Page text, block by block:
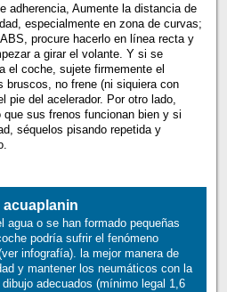
adherencia, Aumente la distancia de
especialmente en zona de curvas;
procure hacerlo en línea recta y
a girar el volante. Y si se
el coche, sujete firmemente el
bruscos, no frene (ni siquiera con
pie del acelerador. Por otro lado,
sus frenos funcionan bien y si
séquelos pisando repetida y
acuaplanin
agua o se han formado pequeñas
podría sufrir el fenómeno
infografía). la mejor manera de
y mantener los neumáticos con la
adecuados (mínimo legal 1,6